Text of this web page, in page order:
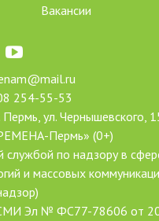
Вакансии
254-55-53
ул. Чернышевского,
Пермь» (0+)
службой по надзору в
и массовых
СМИ Эл № ФС77-78606 от